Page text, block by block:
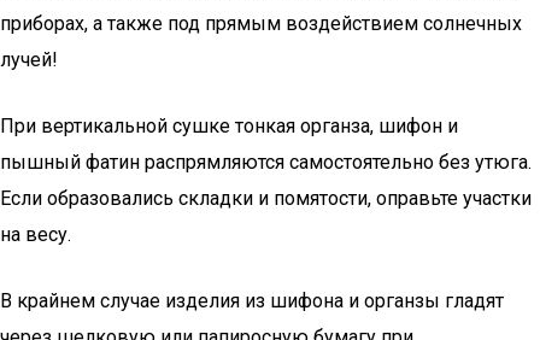
приборах, а также под прямым воздействием солнечных
лучей!
При вертикальной сушке тонкая органза, шифон и
пышный фатин распрямляются самостоятельно без утюга.
Если образовались складки и помятости, оправьте участки
на весу.
В крайнем случае изделия из шифона и органзы гладят